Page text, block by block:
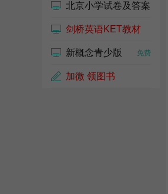
北京小学试卷及答案
免费
剑桥英语KET教材
免费
新概念青少版 免费
加微 领图书